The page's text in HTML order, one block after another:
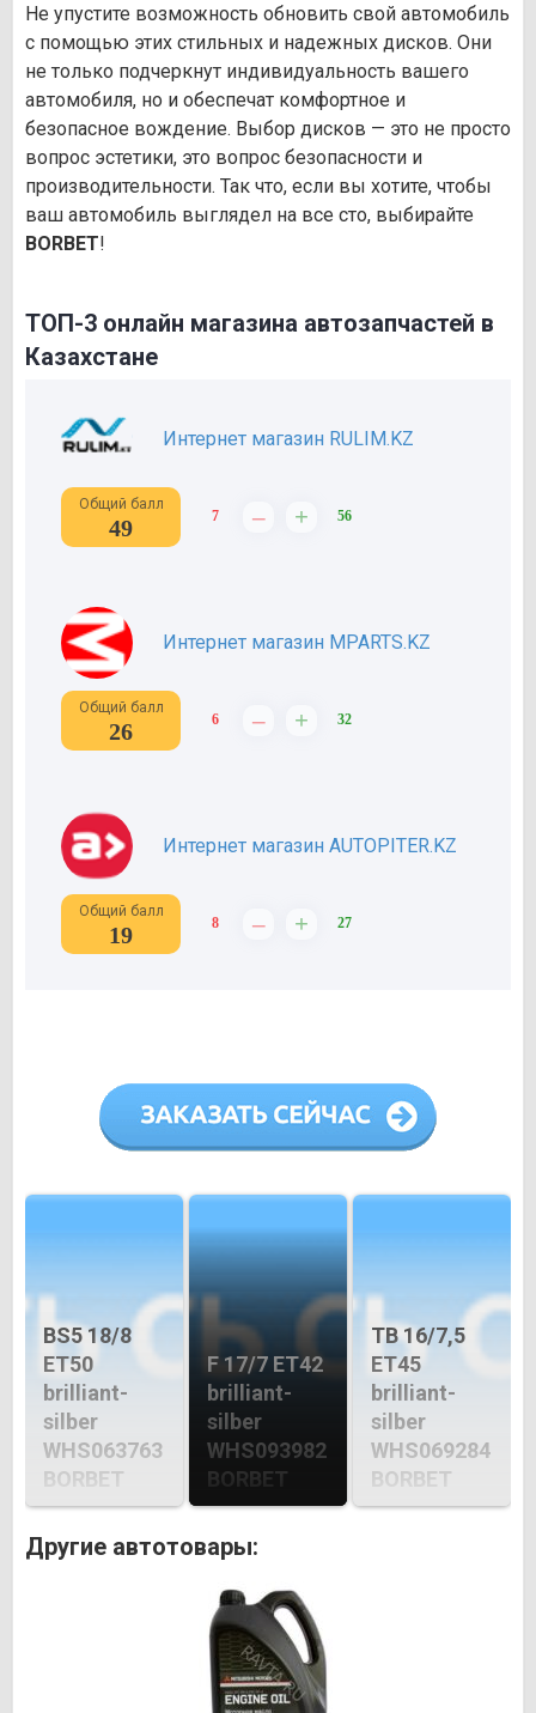
Не упустите возможность обновить свой автомобиль
с помощью этих стильных и надежных дисков. Они
не только подчеркнут индивидуальность вашего
автомобиля, но и обеспечат комфортное и
безопасное вождение. Выбор дисков — это не просто
вопрос эстетики, это вопрос безопасности и
производительности. Так что, если вы хотите, чтобы
ваш автомобиль выглядел на все сто, выбирайте
BORBET!
ТОП-3 онлайн магазина автозапчастей в
Казахстане
Интернет магазин RULIM.KZ
Общий балл
49 7 – + 56
Интернет магазин MPARTS.KZ
Общий балл
26 6 – + 32
Интернет магазин AUTOPITER.KZ
Общий балл
19 8 – + 27
BS5 18/8
ET50
brilliant-
silber
WHS063763
BORBET
F 17/7 ET42
brilliant-
silber
WHS093982
BORBET
TB 16/7,5
ET45
brilliant-
silber
WHS069284
BORBET
Другие автотовары: